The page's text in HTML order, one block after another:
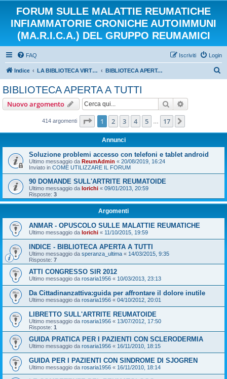
FORUM SULLE MALATTIE REUMATICHE
INFIAMMATORIE CRONICHE AUTOIMMUNI
(MA.R.I.C.A.) DEL GRUPPO REUMAMICI
FAQ Login
Iscriviti
Indice LA BIBLIOTECA VIRTUALE DEI REUMAMICI BIBLIOTECA APERTA A TUTTI
BIBLIOTECA APERTA A TUTTI
Nuovo argomento Cerca
414 argomenti Pagina di 17
1 2 3 4 5 17
Annunci
Soluzione problemi accesso con telefoni e tablet android
Ultimo messaggio da ReumAdmin « 20/08/2019, 16:24
Inviato in COME UTILIZZARE IL FORUM
90 DOMANDE SULL'ARTRITE REUMATOIDE
Ultimo messaggio da lorichi « 09/01/2013, 20:59
Risposte: 3
Argomenti
ANMAR - OPUSCOLO SULLE MALATTIE REUMATICHE
Ultimo messaggio da lorichi « 11/10/2015, 19:59
INDICE - BIBLIOTECA APERTA A TUTTI
Ultimo messaggio da speranza_ultima « 14/03/2015, 9:35
Risposte: 7
ATTI CONGRESSO SIR 2012
Ultimo messaggio da rosaria1956 « 10/03/2013, 23:13
Da Cittadinanzattiva:guida per affrontare il dolore inutile
Ultimo messaggio da rosaria1956 « 04/10/2012, 20:01
LIBRETTO SULL'ARTRITE REUMATOIDE
Ultimo messaggio da rosaria1956 « 13/07/2012, 17:50
Risposte: 1
GUIDA PRATICA PER I PAZIENTI CON SCLERODERMIA
Ultimo messaggio da rosaria1956 « 16/11/2010, 18:15
GUIDA PER I PAZIENTI CON SINDROME DI SJOGREN
Ultimo messaggio da rosaria1956 « 16/11/2010, 18:14